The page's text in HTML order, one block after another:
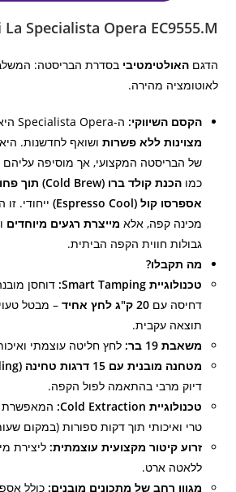
Specialista Opera EC9555.M
הדגםהאולטימטיבי בסדרת הבריסטה: המשלב
לאוטומציה מהירה.
הקסם השיווקי: ה-Specialista Opera היא המכונה למי שדורש
מצוינות ללא פשרות ושואף לחדשנות.
של הבריסטה המקצועי, אך מוסיפה עליהם
כמוהכנת קולד ברו (Cold Brew) תוך פחות מ-5 דקות
אספרסו קול (Espresso Cool)
ייחודי.
מכינה קפה, אלא מייצרת רגעים מיוחדים
גבולות חווית הקפה הביתית.
מה תקבלו?
טכנולוגיית Smart Tamping:
דוחסן
דחיסה עם20 ק"ג לחץ אחיד
– מבטל
תוצאה עקבית.
משאבת 19 בר:
לחץ חליטה עוצמתי
מטחנה מובנית עם 15 דרגות טחינה (Sensor Grinding):
דיוק מרבי בהתאמה לפול הקפה.
טכנולוגיית Cold Extraction:
המאפשרת
טרי ואיכותי תוך דקות ספורות (במקום
זרוע קיטור מקצועית עוצמתית: ליצירת
ללאטה ארט.
מגוון רחב של מתכונים מובנים: כולל